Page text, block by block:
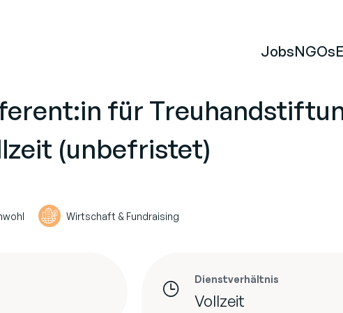
JobsNGOs
für
(unbefristet)
Wirtschaft & Fundraising
Dienstverhältnis
Vollzeit